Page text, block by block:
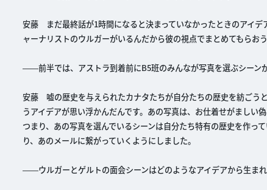
安藤 まだ最終話が1時間になると決まっていなかったときのアイ
ャーナリストのウルガーがいるんだから彼の視点でまとめてもらおう
――前半では、アストラ到着前にB5班のみんなが写真を選ぶシーン
安藤 嘘の歴史を与えられたカナタたちが自分たちの歴史を紡ごう
うアイデアが思い浮かんだんです。あの写真は、お仕着せがましい
つまり、あの写真を選んでいるシーンは自分たち特有の歴史を作っ
り、あのメールに繋がっていくようにしました。
――ウルガーとゲルトの面会シーンはどのようなアイデアから生まれ